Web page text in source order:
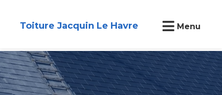
Toiture Jacquin Le Havre Menu